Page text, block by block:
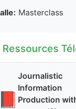
Masterclass
Journalistic
Information
Production